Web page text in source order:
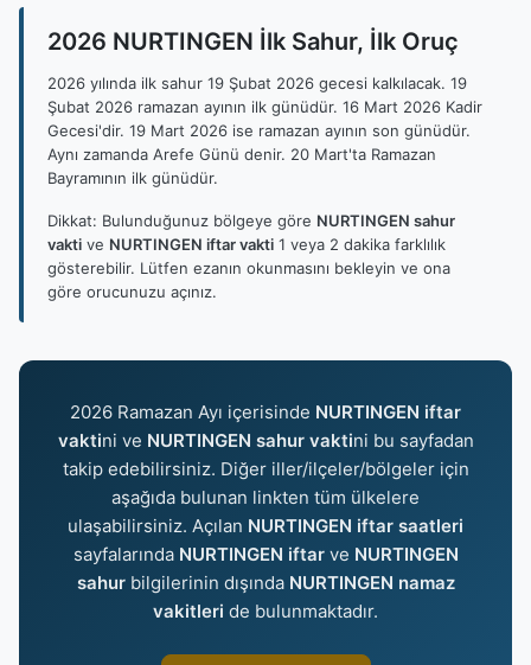
2026 NURTINGEN İlk Sahur, İlk Oruç
2026 yılında ilk sahur 19 Şubat 2026 gecesi kalkılacak. 19
Şubat 2026 ramazan ayının ilk günüdür. 16 Mart 2026 Kadir
Gecesi'dir. 19 Mart 2026 ise ramazan ayının son günüdür.
Aynı zamanda Arefe Günü denir. 20 Mart'ta Ramazan
Bayramının ilk günüdür.
Dikkat: Bulunduğunuz bölgeye göre NURTINGEN sahur
vakti ve NURTINGEN iftar vakti 1 veya 2 dakika farklılık
gösterebilir. Lütfen ezanın okunmasını bekleyin ve ona
göre orucunuzu açınız.
2026 Ramazan Ayı içerisinde NURTINGEN iftar
vaktini ve NURTINGEN sahur vaktini bu sayfadan
takip edebilirsiniz. Diğer iller/ilçeler/bölgeler için
aşağıda bulunan linkten tüm ülkelere
ulaşabilirsiniz. Açılan NURTINGEN iftar saatleri
sayfalarında NURTINGEN iftarve NURTINGEN
sahurbilgilerinin dışında NURTINGEN namaz
vakitleri de bulunmaktadır.